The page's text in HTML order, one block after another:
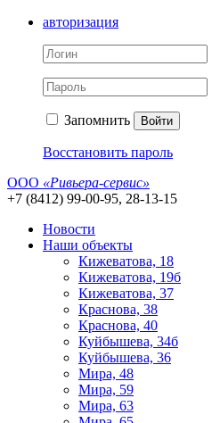
авторизация
Запомнить Войти
Восстановить пароль
ООО «Ривьера-сервис»
+7 (8412) 99-00-95, 28-13-15
Новости
Наши объекты
Кижеватова, 18
Кижеватова, 19б
Кижеватова, 37
Краснова, 38
Краснова, 40
Куйбышева, 34б
Куйбышева, 36
Мира, 48
Мира, 59
Мира, 63